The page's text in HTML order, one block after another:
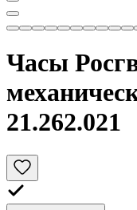
Часы
21.262.021